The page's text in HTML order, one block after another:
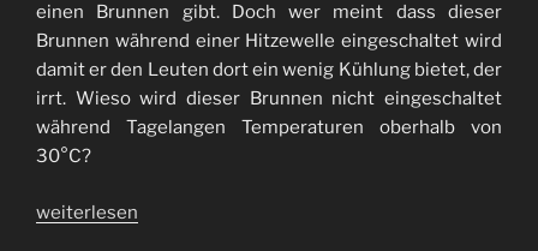
einen Brunnen gibt. Doch wer meint dass dieser
Brunnen während einer Hitzewelle eingeschaltet wird
damit er den Leuten dort ein wenig Kühlung bietet, der
irrt. Wieso wird dieser Brunnen nicht eingeschaltet
während Tagelangen Temperaturen oberhalb von
30°C?
„Brunnen
weiterlesen